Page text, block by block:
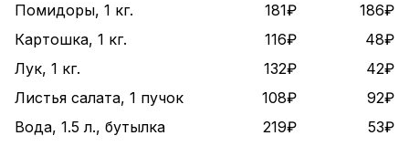
Помидоры, 1 кг.
181₽
186₽
Картошка, 1 кг.
116₽
48₽
Лук, 1 кг.
132₽
42₽
Листья салата, 1 пучок
108₽
92₽
Вода, 1.5 л., бутылка
219₽
53₽